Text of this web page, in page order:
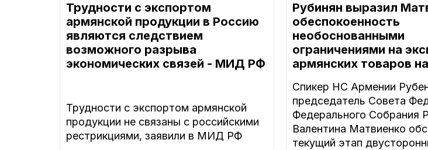
Трудности с экспортом
армянской продукции в Россию
являются следствием
возможного разрыва
экономических связей - МИД РФ
Трудности с экспортом армянской
продукции не связаны с российскими
рестрикциями, заявили в МИД РФ
Рубинян выразил
обеспокоенность
необоснованными
ограничениями на
армянских товаров
Спикер НС Армении
председатель Совета
Федерального Собрания
Валентина Матвиенко
текущий этап